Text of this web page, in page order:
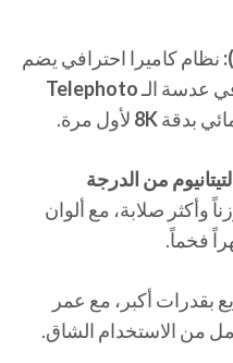
نظام كاميرا احترافي يضم
Telephoto
بدقة8K لأول مرة.
من الدرجة
وأكثر صلابة، مع ألوان
بقدرات أكبر، مع عمر
من الاستخدام الشاق.